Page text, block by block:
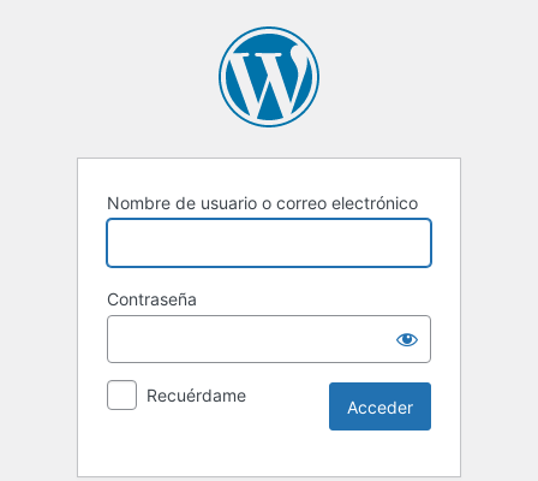
Nombre de usuario o correo electrónico
Contraseña
Recuérdame